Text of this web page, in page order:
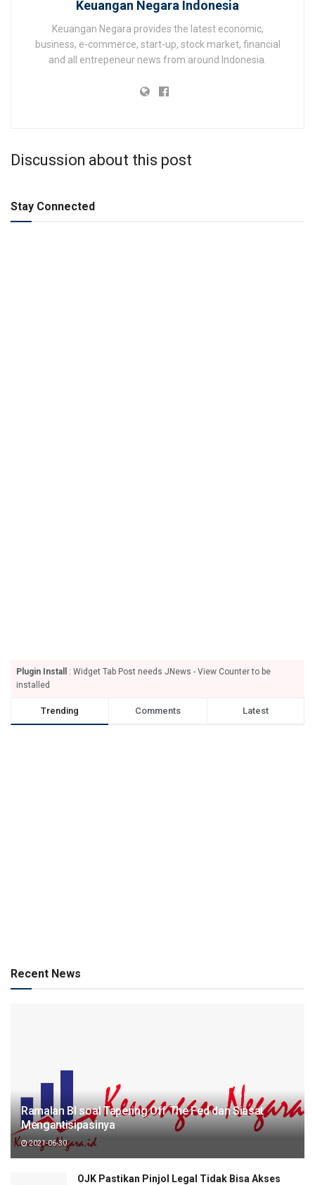
Keuangan Negara Indonesia
Keuangan Negara provides the latest economic,
business, e-commerce, start-up, stock market, financial
and all entrepeneur news from around Indonesia.
Discussion about this post
Stay Connected
Plugin Install
: Widget Tab Post needs JNews - View Counter to be
installed
Trending Comments Latest
Recent News
Ramalan BI soal Tapering Off The Fed dan Siasat
Mengantisipasinya
2021-06-30
OJK Pastikan Pinjol Legal Tidak Bisa Akses